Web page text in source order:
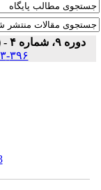
دوره ۹، شماره ۴ - ( ۶-۱۳۹۷ )
۳۹۶-۳۹۳